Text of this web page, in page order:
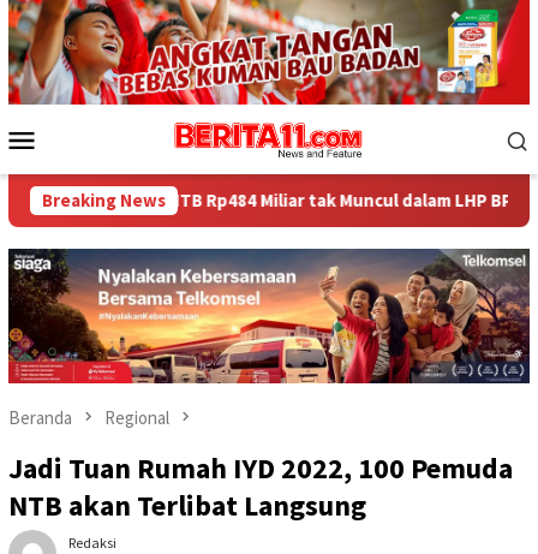
Loncat
ke
konten
Mobile
Breaking News
NTB Rp484 Miliar tak Muncul dalam LHP BPK, Legislator PDI
Beranda Regional
Jadi Tuan Rumah IYD 2022, 100 Pemuda
NTB akan Terlibat Langsung
Redaksi